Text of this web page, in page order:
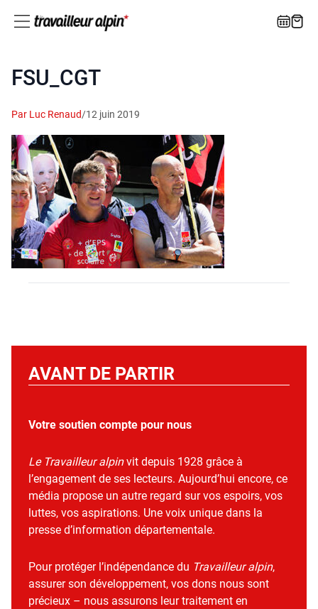
FSU_CGT
Par Luc Renaud/12 juin 2019
AVANT DE PARTIR
Votre soutien compte pour nous
Le Travailleur alpinvit depuis 1928 grâce à
l’engagement de ses lecteurs. Aujourd’hui encore, ce
média propose un autre regard sur vos espoirs, vos
luttes, vos aspirations. Une voix unique dans la
presse d’information départementale.
Pour protéger l’indépendance du Travailleur alpin,
assurer son développement, vos dons nous sont
précieux – nous assurons leur traitement en